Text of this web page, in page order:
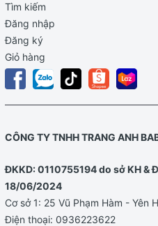
Tìm kiếm
Đăng nhập
Đăng ký
Giỏ hàng
CÔNG TY TNHH TRANG ANH
ĐKKD: 0110755194 do sở KH &
18/06/2024
Cơ sở 1: 25 Vũ Phạm Hàm - Yên
Điện thoại: 0936223622